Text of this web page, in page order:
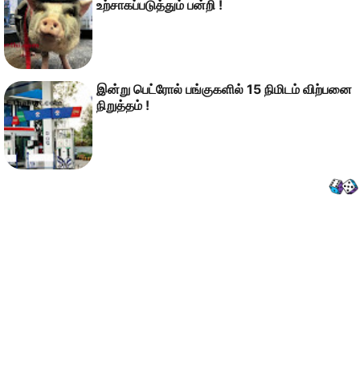
உற்சாகப்படுத்தும் பன்றி !
இன்று பெட்ரோல் பங்குகளில் 15 நிமிடம் விற்பனை
நிறுத்தம் !